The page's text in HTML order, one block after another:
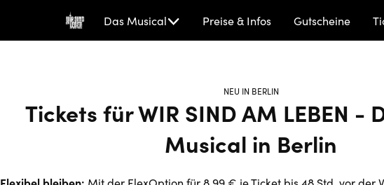
SIND
Das
Das Musical Preise & Infos Gutscheine
NEU IN BERLIN
Tickets für WIR SIND AM LEBEN -
Musical in Berlin